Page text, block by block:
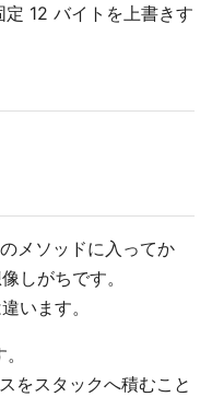
12 バイトを上書きす
メソッドに入ってか
しがちです。
います。
をスタックへ積むこと